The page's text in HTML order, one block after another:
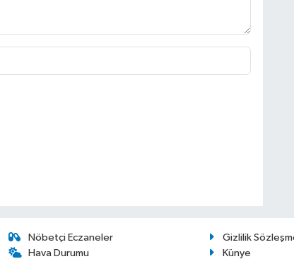
Nöbetçi Eczaneler
Hava Durumu
Gizlilik
Künye